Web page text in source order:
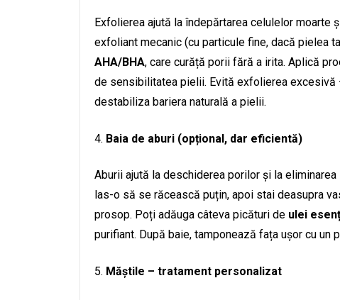
Exfolierea ajută la îndepărtarea celulelor moarte
exfoliant mecanic (cu particule fine, dacă pielea
AHA/BHA, care curăță porii fără a irita. Aplică
de sensibilitatea pielii. Evită exfolierea
destabiliza bariera naturală a pielii.
Baia de aburi (opțional, dar eficientă)
Aburii ajută la deschiderea porilor și la
las-o să se răcească puțin, apoi stai deasupra
prosop. Poți adăuga câteva picături de ulei
purifiant. După baie, tamponează fața ușor cu un
Măștile – tratament personalizat